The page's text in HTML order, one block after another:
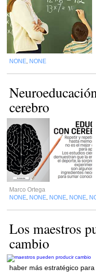
NONE NONE
cerebro
Marco Ortega
NONE NONE NONE NONE
Los maestros
cambio
haber más estratégico